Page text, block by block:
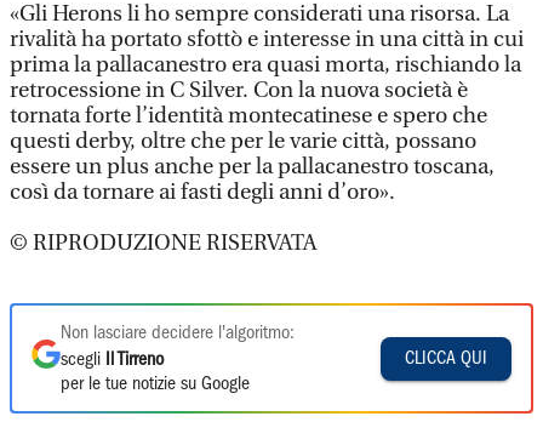
«Gli Herons li ho sempre considerati una risorsa. La
rivalità ha portato sfottò e interesse in una città in cui
prima la pallacanestro era quasi morta, rischiando la
retrocessione in C Silver. Con la nuova società è
tornata forte l’identità montecatinese e spero che
questi derby, oltre che per le varie città, possano
essere un plus anche per la pallacanestro toscana,
così da tornare ai fasti degli anni d’oro».
© RIPRODUZIONE RISERVATA
Non lasciare decidere l'algoritmo:
scegli
Il Tirreno
per le tue notizie su Google
CLICCA QUI